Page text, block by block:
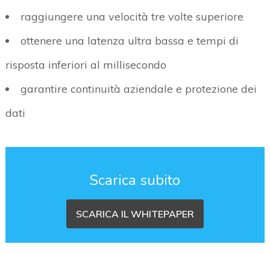
raggiungere una velocità tre volte superiore
ottenere una latenza ultra bassa e tempi di
risposta inferiori al millisecondo
garantire continuità aziendale e protezione dei
dati
Scarica subito
SCARICA IL WHITEPAPER